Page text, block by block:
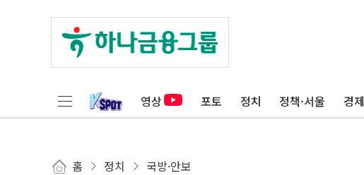
영상 포토 정치 정책·서울 경제
홈 정치 국방·안보